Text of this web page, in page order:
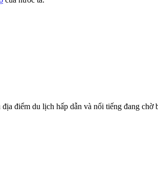
điểm du lịch hấp dẫn và nổi tiếng đang